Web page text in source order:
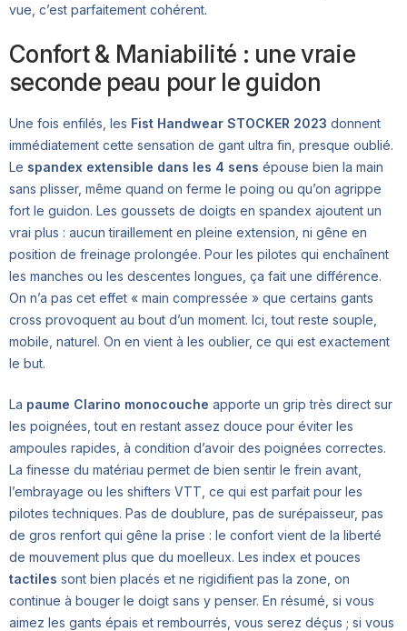
vue, c’est parfaitement cohérent.
Confort & Maniabilité : une vraie
seconde peau pour le guidon
Une fois enfilés, les Fist Handwear STOCKER 2023 donnent
immédiatement cette sensation de gant ultra fin, presque oublié.
Le spandex extensible dans les 4 sens épouse bien la main
sans plisser, même quand on ferme le poing ou qu’on agrippe
fort le guidon. Les goussets de doigts en spandex ajoutent un
vrai plus : aucun tiraillement en pleine extension, ni gêne en
position de freinage prolongée. Pour les pilotes qui enchaînent
les manches ou les descentes longues, ça fait une différence.
On n’a pas cet effet « main compressée » que certains gants
cross provoquent au bout d’un moment. Ici, tout reste souple,
mobile, naturel. On en vient à les oublier, ce qui est exactement
le but.
La paume Clarino monocouche apporte un grip très direct sur
les poignées, tout en restant assez douce pour éviter les
ampoules rapides, à condition d’avoir des poignées correctes.
La finesse du matériau permet de bien sentir le frein avant,
l’embrayage ou les shifters VTT, ce qui est parfait pour les
pilotes techniques. Pas de doublure, pas de surépaisseur, pas
de gros renfort qui gêne la prise : le confort vient de la liberté
de mouvement plus que du moelleux. Les index et pouces
tactiles sont bien placés et ne rigidifient pas la zone, on
continue à bouger le doigt sans y penser. En résumé, si vous
aimez les gants épais et rembourrés, vous serez déçus ; si vous